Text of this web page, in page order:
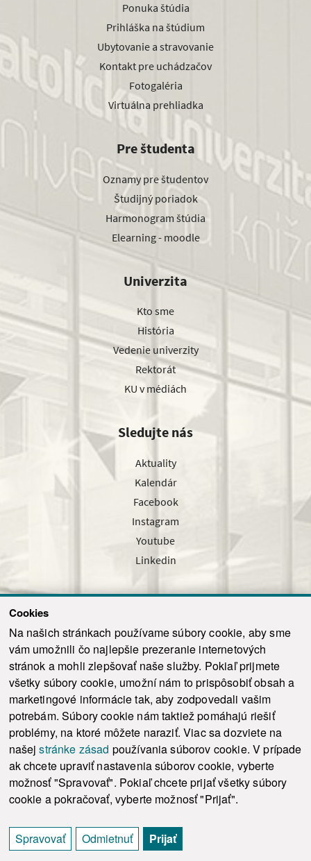
Cookies
Na našich stránkach používame súbory cookie, aby sme
vám umožnili čo najlepšie prezeranie internetových
stránok a mohli zlepšovať naše služby. Pokiaľ prijmete
všetky súbory cookie, umožní nám to prispôsobiť obsah a
marketingové informácie tak, aby zodpovedali vašim
potrebám. Súbory cookie nám taktiež pomáhajú riešiť
problémy, na ktoré môžete naraziť. Viac sa dozviete na
našejstránke zásad používania súborov cookie. V prípade
ak chcete upraviť nastavenia súborov cookie, vyberte
možnosť "Spravovať". Pokiaľ chcete prijať všetky súbory
cookie a pokračovať, vyberte možnosť "Prijať".
Spravovať Odmietnuť Prijať
Ponuka štúdia
Prihláška na štúdium
Ubytovanie a stravovanie
Kontakt pre uchádzačov
Fotogaléria
Virtuálna prehliadka
Pre študenta
Oznamy pre študentov
Študijný poriadok
Harmonogram štúdia
Elearning - moodle
Univerzita
Kto sme
História
Vedenie univerzity
Rektorát
KU v médiách
Sledujte nás
Aktuality
Kalendár
Facebook
Instagram
Youtube
Linkedin
Odoslať
© 2021-2026 ku.sk. Všetky práva vyhradené. | Ochrana osobných údajov
Vyhlásenie o prístupnosti |
Admin
This site is protected by reCAPTCHA and the Google Privacy Policy and Terms of
Service
apply.